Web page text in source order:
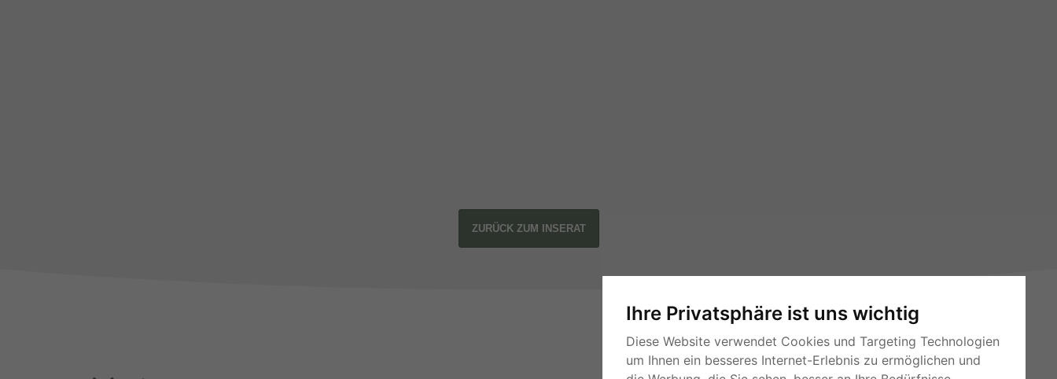
Ihre Privatsphäre ist uns wichtig
Diese Website verwendet Cookies und Targeting Technologien
um Ihnen ein besseres Internet-Erlebnis zu ermöglichen und
ZURÜCK ZUM INSERAT